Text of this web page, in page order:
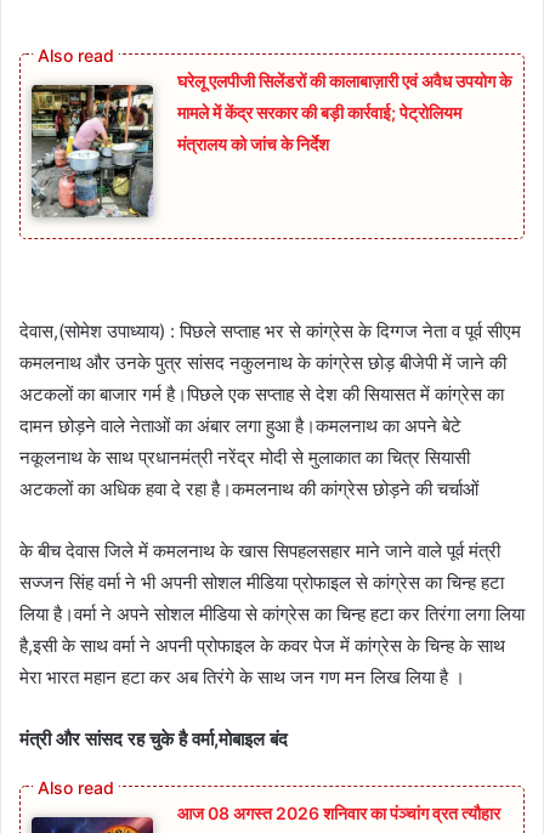
घरेलू एलपीजी सिलेंडरों की कालाबाज़ारी एवं अवैध उपयोग के
मामले में केंद्र सरकार की बड़ी कार्रवाई; पेट्रोलियम
मंत्रालय को जांच के निर्देश
देवास,(सोमेश उपाध्याय) : पिछले सप्ताह भर से कांग्रेस के दिग्गज नेता व पूर्व सीएम
कमलनाथ और उनके पुत्र सांसद नकुलनाथ के कांग्रेस छोड़ बीजेपी में जाने की
अटकलों का बाजार गर्म है।पिछले एक सप्ताह से देश की सियासत में कांग्रेस का
दामन छोड़ने वाले नेताओं का अंबार लगा हुआ है।कमलनाथ का अपने बेटे
नकूलनाथ के साथ प्रधानमंत्री नरेंद्र मोदी से मुलाकात का चित्र सियासी
अटकलों का अधिक हवा दे रहा है।कमलनाथ की कांग्रेस छोड़ने की चर्चाओं
के बीच देवास जिले में कमलनाथ के खास सिपहलसहार माने जाने वाले पूर्व मंत्री
सज्जन सिंह वर्मा ने भी अपनी सोशल मीडिया प्रोफाइल से कांग्रेस का चिन्ह हटा
लिया है।वर्मा ने अपने सोशल मीडिया से कांग्रेस का चिन्ह हटा कर तिरंगा लगा लिया
है,इसी के साथ वर्मा ने अपनी प्रोफाइल के कवर पेज में कांग्रेस के चिन्ह के साथ
मेरा भारत महान हटा कर अब तिरंगे के साथ जन गण मन लिख लिया है ।
मंत्री और सांसद रह चुके है वर्मा,मोबाइल बंद
आज 08 अगस्त 2026‌ शनिवार का पंञ्चांग व्रत त्यौहार